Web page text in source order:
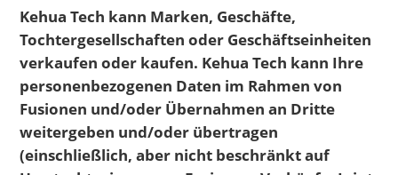
Kehua Tech kann Marken, Geschäfte,
Tochtergesellschaften oder Geschäftseinheiten
verkaufen oder kaufen. Kehua Tech kann Ihre
personenbezogenen Daten im Rahmen von
Fusionen und/oder Übernahmen an Dritte
weitergeben und/oder übertragen
(einschließlich, aber nicht beschränkt auf